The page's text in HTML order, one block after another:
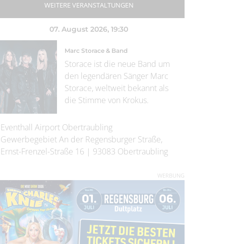
WEITERE VERANSTALTUNGEN
07. August 2026, 19:30
Marc Storace & Band
Storace ist die neue Band um
den legendären Sänger Marc
Storace, weltweit bekannt als
die Stimme von Krokus.
Eventhall Airport Obertraubling
Gewerbegebiet An der Regensburger Straße,
Ernst-Frenzel-Straße 16 | 93083 Obertraubling
WERBUNG